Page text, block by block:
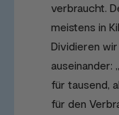
verbraucht.
meistens in
Dividieren
auseinander:
für tausend,
für den